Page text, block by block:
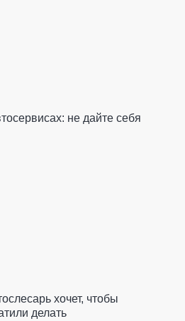
не дайте себя
хочет, чтобы
делать